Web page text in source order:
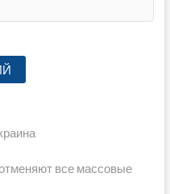
все массовые